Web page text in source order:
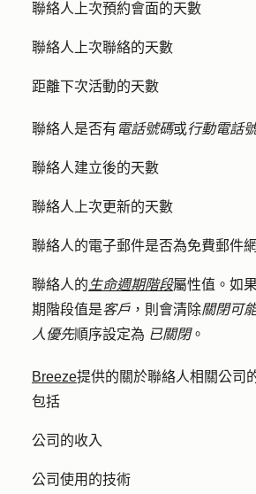
聯絡人上次預約會面的天數
聯絡人上次聯絡的天數
距離下次活動的天數
聯絡人是否有 電話號碼或行動電話
聯絡人建立後的天數
聯絡人上次更新的天數
聯絡人的電子郵件是否為免費郵件
聯絡人的 生命週期階段屬性值。如
期階段值是客戶 ，則會清除關閉可
人優先順序設定為 已關閉。
Breeze提供的關於聯絡人相關公司
包括
公司的收入
公司使用的技術